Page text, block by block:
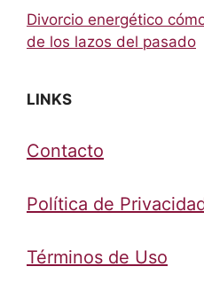
Divorcio energético
de los lazos del pasado
LINKS
Contacto
Política de
Términos de Uso